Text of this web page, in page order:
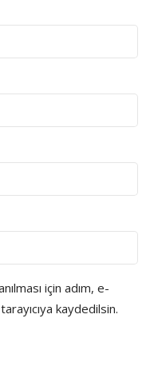
için adım, e-
kaydedilsin.